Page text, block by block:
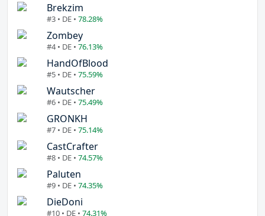
Brekzim
#3 • DE • 78.28%
Zombey
#4 • DE • 76.13%
HandOfBlood
#5 • DE • 75.59%
Wautscher
#6 • DE • 75.49%
GRONKH
#7 • DE • 75.14%
CastCrafter
#8 • DE • 74.57%
Paluten
#9 • DE • 74.35%
DieDoni
#10 • DE • 74.31%